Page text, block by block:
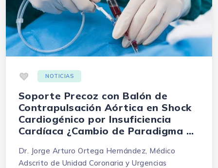
NOTICIAS
Soporte Precoz con Balón de
Contrapulsación Aórtica en Shock
Cardiogénico por Insuficiencia
Cardíaca ¿Cambio de Paradigma o
Dr. Jorge Arturo Ortega Hernández, Médico
Adscrito de Unidad Coronaria y Urgencias